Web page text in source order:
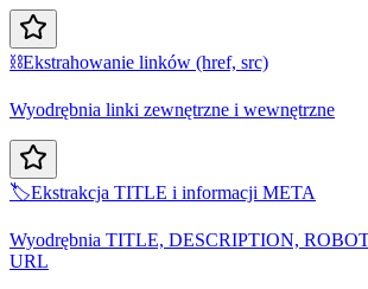
⛓️Ekstrahowanie linków (href, src)
Wyodrębnia linki zewnętrzne i wewnętrzne
🏷️Ekstrakcja TITLE i informacji META
Wyodrębnia TITLE, DESCRIPTION,
URL